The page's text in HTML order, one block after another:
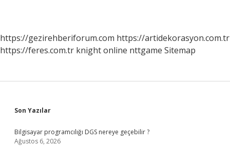
https://gezirehberiforum.com https://artidekorasyon.com.tr
https://feres.com.tr knight online nttgame Sitemap
Sidebar
Son Yazılar
Bilgisayar programcılığı DGS nereye geçebilir ?
Ağustos 6, 2026